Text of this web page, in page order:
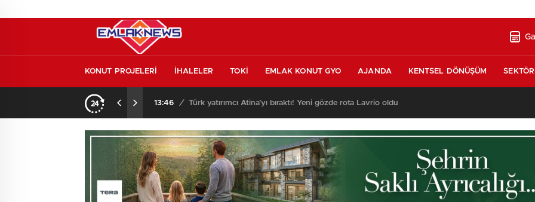
KONUT PROJELERİ İHALELER TOKİ EMLAK KONUT GYO AJANDA KENTSEL DÖNÜŞÜM
13:46 / Türk yatırımcı Atina’yı bıraktı! Yeni gözde rota Lavrio oldu